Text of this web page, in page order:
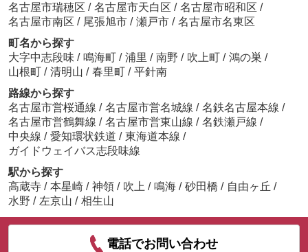
名古屋市瑞穂区 / 名古屋市天白区 / 名古屋市昭和区 /
名古屋市南区 / 尾張旭市 / 瀬戸市 / 名古屋市名東区
町名から探す
大字中志段味 / 鳴海町 / 浦里 / 南野 / 吹上町 / 鴻の巣 /
山根町 / 清明山 / 春里町 / 平針南
路線から探す
名古屋市営桜通線 / 名古屋市営名城線 / 名鉄名古屋本線 /
名古屋市営鶴舞線 / 名古屋市営東山線 / 名鉄瀬戸線 /
中央線 / 愛知環状鉄道 / 東海道本線 /
ガイドウェイバス志段味線
駅から探す
高蔵寺 / 本星崎 / 神領 / 吹上 / 鳴海 / 砂田橋 / 自由ヶ丘 /
水野 / 左京山 / 相生山
電話でお問い合わせ